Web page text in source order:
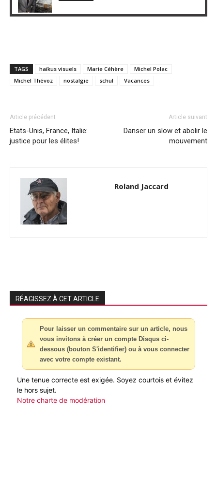
TAGS haïkus visuels Marie Céhère
Michel Polac
Michel Thévoz
nostalgie schul Vacances
Article précédent
Etats-Unis, France, Italie:
justice pour les élites!
Article suivant
Danser un slow et abolir le
mouvement
Roland Jaccard
RÉAGISSEZ À CET ARTICLE
Pour laisser un commentaire sur un article, nous
vous invitons à créer un compte Disqus ci-
dessous (bouton S'identifier) ou à vous connecter
avec votre compte existant.
Une tenue correcte est exigée. Soyez courtois et évitez
le hors sujet.
Notre charte de modération